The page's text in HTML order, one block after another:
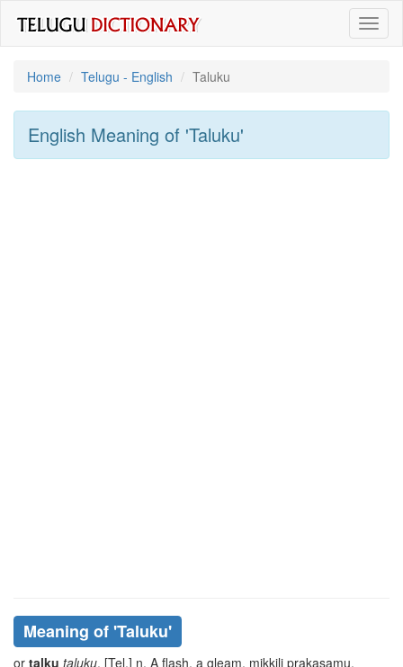
Home
Telugu - English Taluku
English Meaning of 'taluku'
Meaning of 'taluku'
or talku taluku. [Tel.] n. A flash, a gleam. mikkili prakasamu,